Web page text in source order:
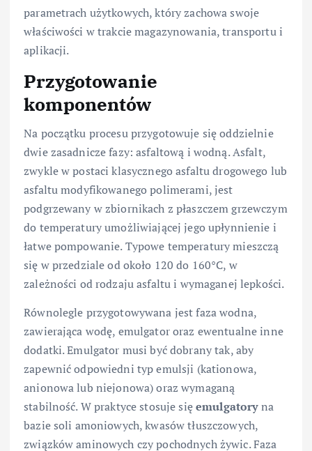
parametrach użytkowych, który zachowa swoje
właściwości w trakcie magazynowania, transportu i
aplikacji.
Przygotowanie
komponentów
Na początku procesu przygotowuje się oddzielnie
dwie zasadnicze fazy: asfaltową i wodną. Asfalt,
zwykle w postaci klasycznego asfaltu drogowego lub
asfaltu modyfikowanego polimerami, jest
podgrzewany w zbiornikach z płaszczem grzewczym
do temperatury umożliwiającej jego upłynnienie i
łatwe pompowanie. Typowe temperatury mieszczą
się w przedziale od około 120 do 160°C, w
zależności od rodzaju asfaltu i wymaganej lepkości.
Równolegle przygotowywana jest faza wodna,
zawierająca wodę, emulgator oraz ewentualne inne
dodatki. Emulgator musi być dobrany tak, aby
zapewnić odpowiedni typ emulsji (kationowa,
anionowa lub niejonowa) oraz wymaganą
stabilność. W praktyce stosuje sięemulgatoryna
bazie soli amoniowych, kwasów tłuszczowych,
związków aminowych czy pochodnych żywic. Faza